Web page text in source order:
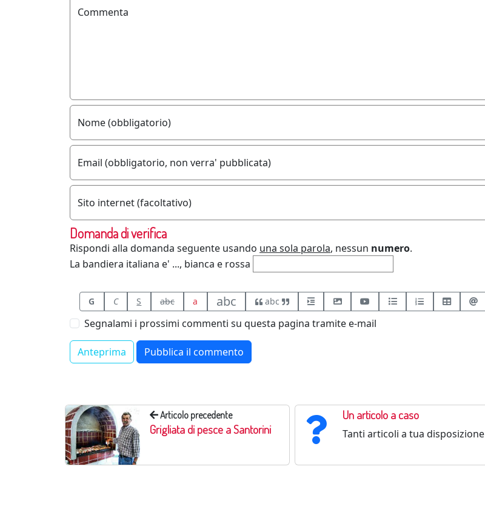
Commenta
Nome (obbligatorio)
Email (obbligatorio, non verra' pubblicata)
Sito internet (facoltativo)
Domanda di verifica
Rispondi alla domanda seguente usando una sola parola, nessun numero.
La bandiera italiana e' ..., bianca e rossa
G C S abc a abc abc
Segnalami i prossimi commenti su questa pagina tramite e-mail
Articolo precedente
Grigliata di pesce a Santorini
Un articolo a caso
Tanti articoli a tua disposizione